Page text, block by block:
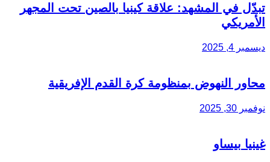
تبدّل في المشهد: علاقة كينيا بالصين تحت المجهر
الأمريكي
ديسمبر 4, 2025
محاور النهوض بمنظومة كرة القدم الإفريقية
نوفمبر 30, 2025
غينيا بيساو